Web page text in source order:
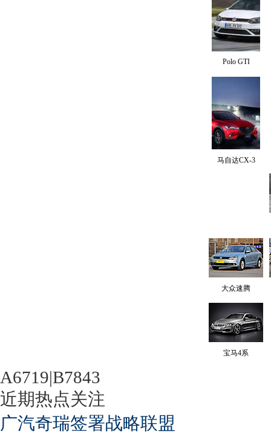
Polo GTI
马自达CX-3
大众速腾
宝马4系
A6719|B7843
近期热点关注
广汽奇瑞签署战略联盟